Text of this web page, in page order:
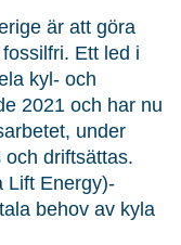
är att göra
Ett led i
kyl- och
2021 och har nu
under
driftsättas.
Lift Energy)-
behov av kyla